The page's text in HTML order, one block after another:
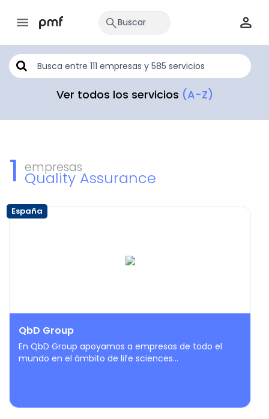
Ver todos los servicios (A-Z)
1 empresas
Quality Assurance
España
QbD Group
En QbD Group apoyamos a empresas de todo el
mundo en el ámbito de life sciences...